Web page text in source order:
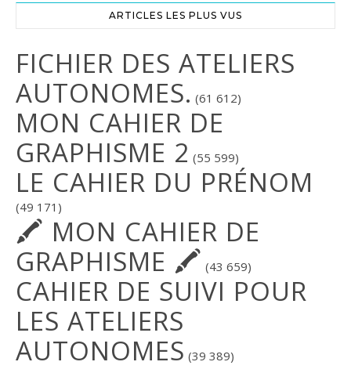
ARTICLES LES PLUS VUS
FICHIER DES ATELIERS
AUTONOMES. (61 612)
MON CAHIER DE
GRAPHISME 2 (55 599)
LE CAHIER DU PRÉNOM
(49 171)
🖍 MON CAHIER DE
GRAPHISME 🖍 (43 659)
CAHIER DE SUIVI POUR
LES ATELIERS
AUTONOMES (39 389)